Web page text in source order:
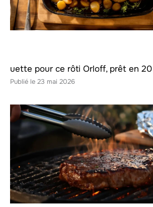
uette pour ce rôti Orloff, prêt en 20
23 mai 2026